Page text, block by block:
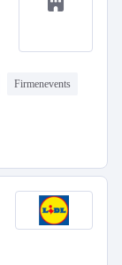
Firmenevents